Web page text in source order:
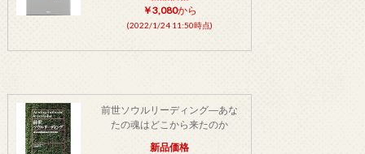
￥3,080から
(2022/1/24 11:50時点)
前世ソウルリーディング―あな
たの魂はどこから来たのか
新品価格